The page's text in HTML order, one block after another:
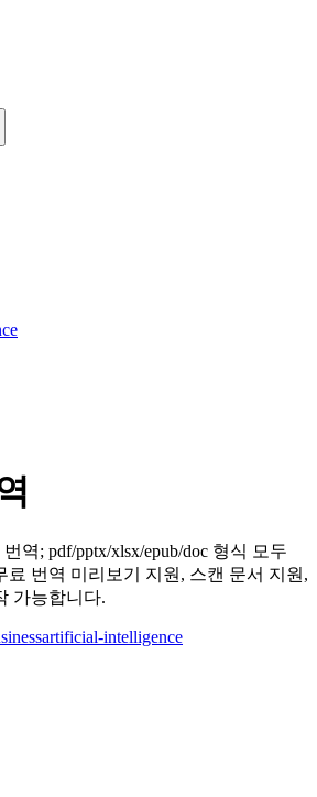
역; pdf/pptx/xlsx/epub/doc 형식 모두
료 번역 미리보기 지원, 스캔 문서 지원,
가능합니다.
artificial-intelligence